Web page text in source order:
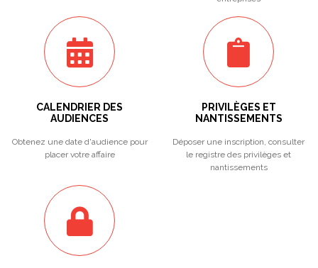
CALENDRIER DES
AUDIENCES
Obtenez une date d'audience pour
placer votre affaire
PRIVILÈGES ET
NANTISSEMENTS
Déposer une inscription, consulter
le registre des privilèges et
nantissements